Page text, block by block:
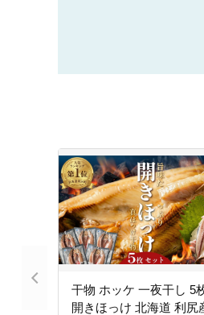
干物 ホッケ 一夜干し 5
開きほっけ 北海道 利尻